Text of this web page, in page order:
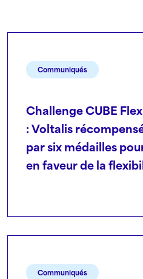
Communiqués
Challenge CUBE
: Voltalis
par six médailles
en faveur de la
Communiqués